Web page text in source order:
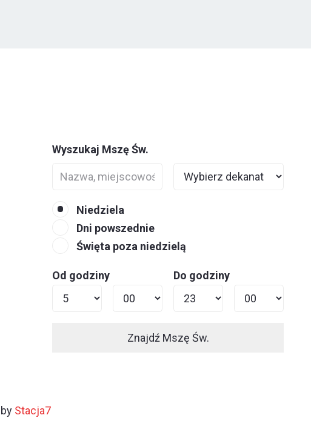
Wyszukaj Mszę Św.
Niedziela
Dni powszednie
Święta poza niedzielą
Od godziny Do godziny
Znajdź Mszę Św.
Stacja7